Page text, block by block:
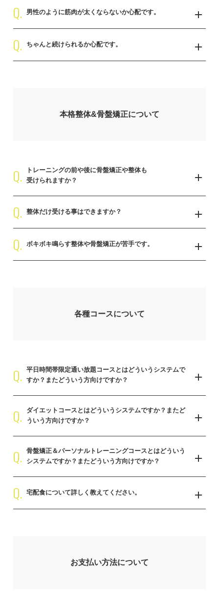
す。
管理栄養士によるアドバイスのもと、健康的で無理のない食事管理
をお願いしております。
急激な食事制限はリバウンドを引き起こす原因となりますので、し
っかり正しいものを食べて痩せることを目的としております。
Q. 男性のように筋肉が太くならないか心配です。
女性に合わせた負荷設定で、しっかりと引き締め効果を感じつつ、
太くならない重量、回数などを考慮し、本格整体や骨盤矯正を組み
合わせて正しいラインを作るためのトレーニングメニューを提供し
Q. ちゃんと続けられるか心配です。
本格整体&骨盤矯正について
Q.
トレーニングの前や後に骨盤矯正や整体も
受けられますか？
当店では非常に多くのお客様がトレーニングと組み合わせてご利用
いただいております。
予めご予約をおさえていただければトレーニングの前後に整体や骨
盤矯正を受ける事が可能です。ただ鍛えるだけでなく整えることで
お客様の理想なお身体の近道となります。
Q. 整体だけ受ける事はできますか？
お仕事終わりや育児・家事の合間など、整体だけのご予約ももちろ
ん可能です。日々の疲れを癒しますので、ご希望の際はお気軽にご
予約ください。
Q. ボキボキ鳴らす整体や骨盤矯正が苦手です。
各種コースについて
Q.
平日時間帯限定通い放題コースとはどういうシステムで
すか？またどういう方向けですか？
・とにかく沢山受けたい
・集中的に通いたい
毎月自分の好きなだけ通いたい方におすすめのコースです。
Q.
ダイエットコースとはどういうシステムですか？またど
ういう方向けですか？
・他ジムよりも充実した内容でダイエットしたい
・集中的にダイエットをしたい
充実した設備や内容で集中的に痩せたい方におすすめのコースで
Q.
骨盤矯正＆パーソナルトレーニングコースとはどういう
システムですか？またどういう方向けですか？
・歪みを整えながら鍛えたい
・猫背や巻き肩を改善したい
・正しい姿勢になりたい
Q. 宅配食について詳しく教えてください。
お支払い方法について